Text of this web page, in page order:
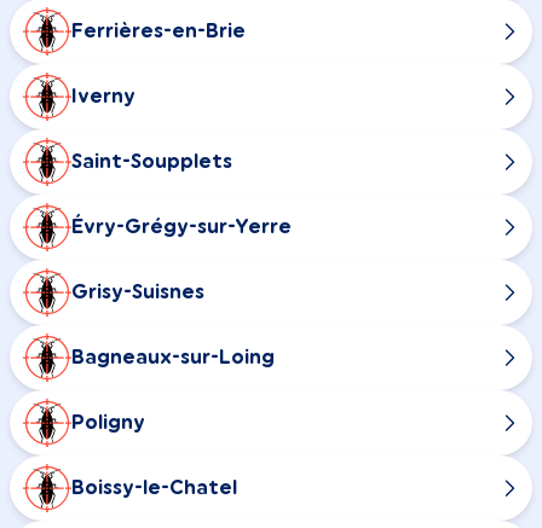
Ferrières-en-Brie
Iverny
Saint-Soupplets
Évry-Grégy-sur-Yerre
Grisy-Suisnes
Bagneaux-sur-Loing
Poligny
Boissy-le-Chatel